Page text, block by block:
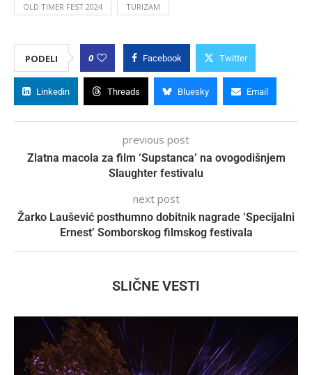
OLD TIMER FEST 2024 TURIZAM
PODELI 0 Facebook Twitter
Linkedin Threads Bluesky Email
previous post
Zlatna macola za film ‘Supstanca’ na ovogodišnjem
Slaughter festivalu
next post
Žarko Laušević posthumno dobitnik nagrade ‘Specijalni
Ernest’ Somborskog filmskog festivala
SLIČNE VESTI